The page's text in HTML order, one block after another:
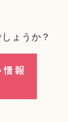
ょうか？
報